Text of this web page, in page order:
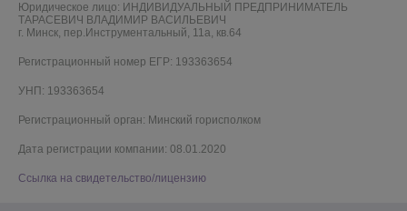
Юридическое лицо: ИНДИВИДУАЛЬНЫЙ ПРЕДПРИНИМАТЕЛЬ
ТАРАСЕВИЧ ВЛАДИМИР ВАСИЛЬЕВИЧ
г. Минск, пер.Инструментальный, 11а, кв.64
Регистрационный номер ЕГР: 193363654
УНП: 193363654
Регистрационный орган: Минский горисполком
Дата регистрации компании: 08.01.2020
Ссылка на свидетельство/лицензию